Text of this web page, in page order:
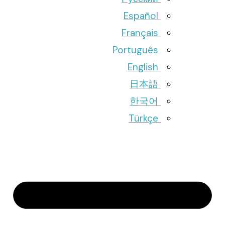
Español
Français
Português
English
日本語
한국어
Türkçe